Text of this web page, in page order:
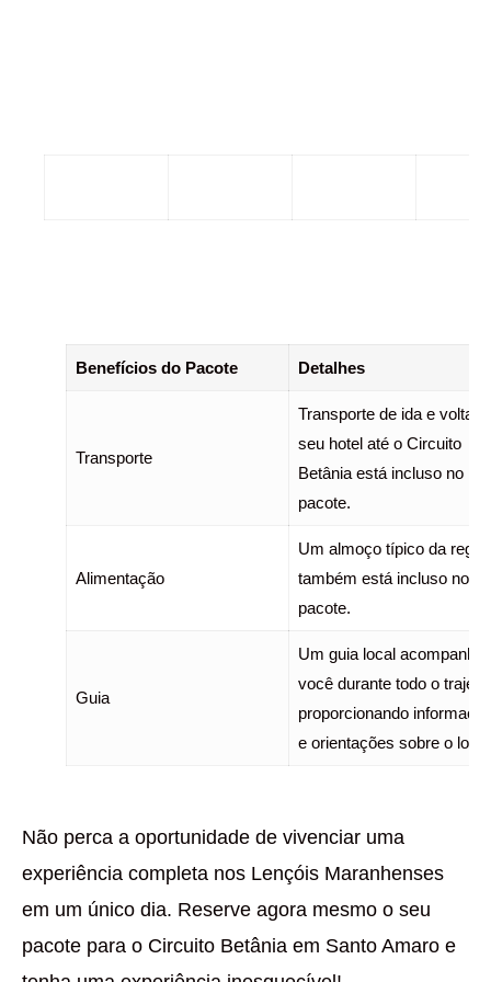
Benefícios do Pacote Detalhes
Transporte
Transporte de ida e volta
seu hotel até o Circuito
Betânia está incluso no
pacote.
Alimentação
Um almoço típico da
também está incluso no
pacote.
Guia
Um guia local
você durante todo o trajeto,
proporcionando
e orientações sobre o
Não perca a oportunidade de vivenciar uma
experiência completa nos Lençóis Maranhenses
em um único dia. Reserve agora mesmo o seu
pacote para o Circuito Betânia em Santo Amaro e